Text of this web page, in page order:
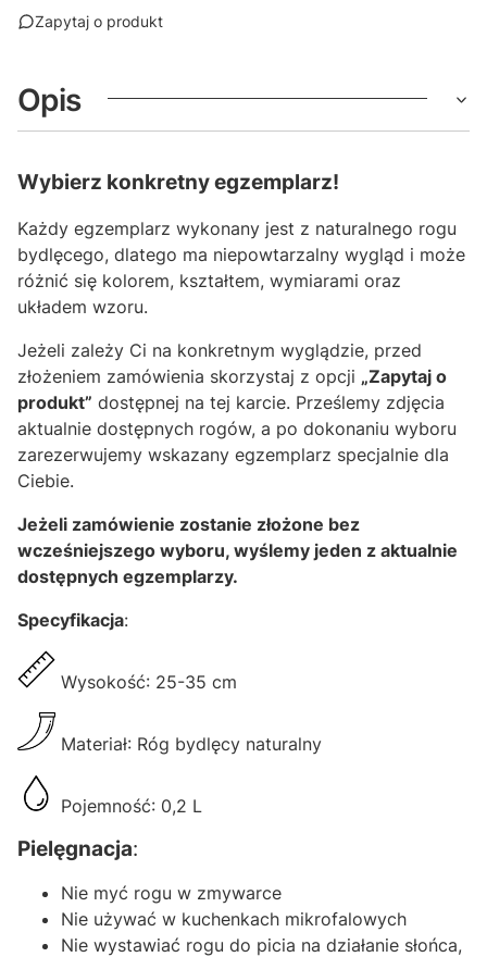
Zapytaj o produkt
Opis
Wybierz konkretny egzemplarz!
Każdy egzemplarz wykonany jest z naturalnego rogu
bydlęcego, dlatego ma niepowtarzalny wygląd i może
różnić się kolorem, kształtem, wymiarami oraz
układem wzoru.
Jeżeli zależy Ci na konkretnym wyglądzie, przed
złożeniem zamówienia skorzystaj z opcji „Zapytaj o
produkt” dostępnej na tej karcie. Prześlemy zdjęcia
aktualnie dostępnych rogów, a po dokonaniu wyboru
zarezerwujemy wskazany egzemplarz specjalnie dla
Ciebie.
Jeżeli zamówienie zostanie złożone bez
wcześniejszego wyboru, wyślemy jeden z aktualnie
dostępnych egzemplarzy.
Specyfikacja:
Wysokość: 25-35 cm
Materiał: Róg bydlęcy naturalny
Pojemność: 0,2 L
Pielęgnacja:
Nie myć rogu w zmywarce
Nie używać w kuchenkach mikrofalowych
Nie wystawiać rogu do picia na działanie słońca,